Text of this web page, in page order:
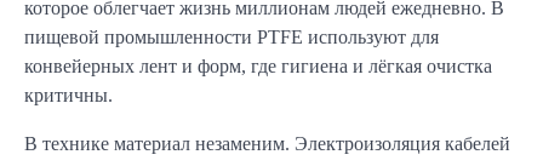
которое облегчает жизнь миллионам людей ежедневно. В
пищевой промышленности PTFE используют для
конвейерных лент и форм, где гигиена и лёгкая очистка
критичны.
В технике материал незаменим. Электроизоляция кабелей